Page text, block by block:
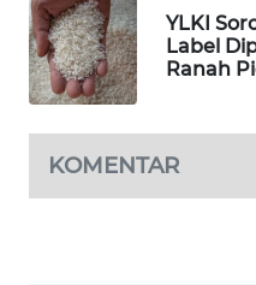
YLKI
Label
Ranah
KOMENTAR
WAHANA
HEALTH
WAHANA
DESA